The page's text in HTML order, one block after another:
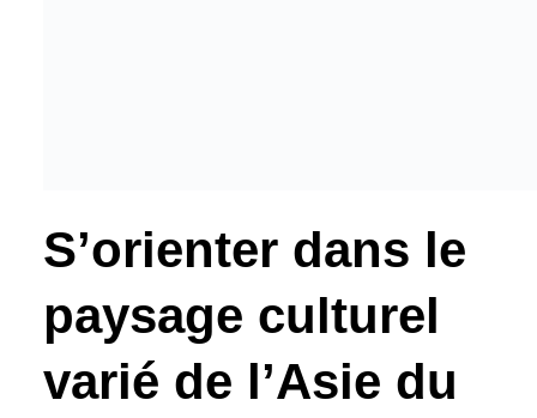
S’orienter dans le
paysage culturel
varié de l’Asie du